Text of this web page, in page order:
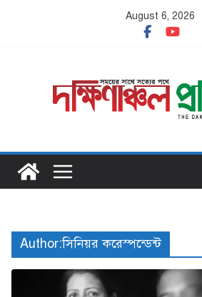
August 6, 2026
Author:সিনিয়র করেস্পন্ডেন্ট